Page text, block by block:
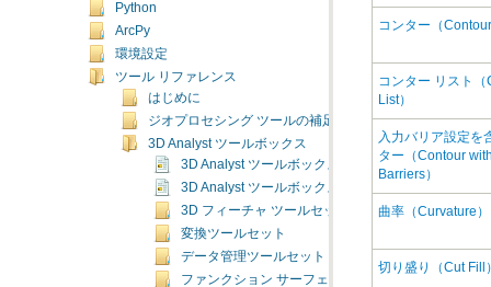
Python
ArcPy
環境設定
ツール リファレンス
はじめに
ジオプロセシング ツールの補足トピック
3D Analyst ツールボックス
3D Analyst ツールボックスの概要
3D Analyst ツールボックスのライセンス
3D フィーチャ ツールセット
変換ツールセット
データ管理ツールセット
ファンクション サーフェス ツールセット
コンター（
List）
Barriers）
曲率（Curvature）
切り盛り（Cut Fill